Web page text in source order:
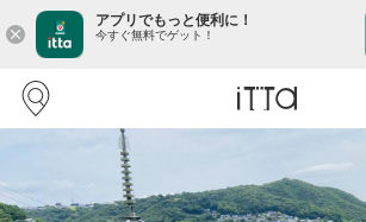
close
アプリでもっと便利に！
今すぐ無料でゲット！